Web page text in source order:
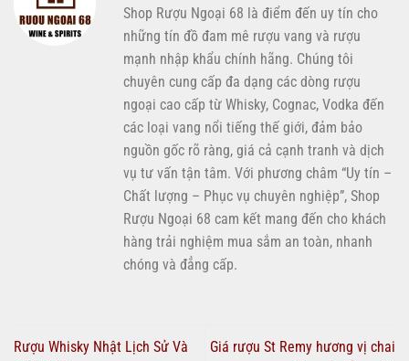
Shop Rượu Ngoại 68 là điểm đến uy tín cho
những tín đồ đam mê rượu vang và rượu
mạnh nhập khẩu chính hãng. Chúng tôi
chuyên cung cấp đa dạng các dòng rượu
ngoại cao cấp từ Whisky, Cognac, Vodka đến
các loại vang nổi tiếng thế giới, đảm bảo
nguồn gốc rõ ràng, giá cả cạnh tranh và dịch
vụ tư vấn tận tâm. Với phương châm “Uy tín –
Chất lượng – Phục vụ chuyên nghiệp”, Shop
Rượu Ngoại 68 cam kết mang đến cho khách
hàng trải nghiệm mua sắm an toàn, nhanh
chóng và đẳng cấp.
Rượu Whisky Nhật Lịch Sử Và
Giá rượu St Remy hương vị chai